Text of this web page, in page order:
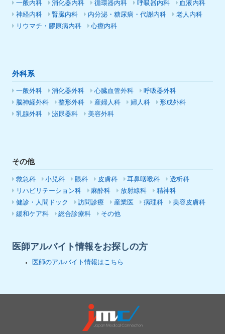
一般内科 消化器内科 循環器内科 呼吸器内科
血液内科
神経内科
腎臓内科 内分泌・糖尿病・代謝内科
老人内科
リウマチ・膠原病内科
心療内科
外科系
一般外科 消化器外科 心臓血管外科
呼吸器外科
脳神経外科
整形外科 産婦人科 婦人科
形成外科
乳腺外科
泌尿器科 美容外科
その他
救急科 小児科 眼科 皮膚科 耳鼻咽喉科
透析科
リハビリテーション科
麻酔科 放射線科
精神科
健診・人間ドック
訪問診療 産業医 病理科
美容皮膚科
緩和ケア科
総合診療科 その他
医師アルバイト情報をお探しの方
医師のアルバイト情報はこちら